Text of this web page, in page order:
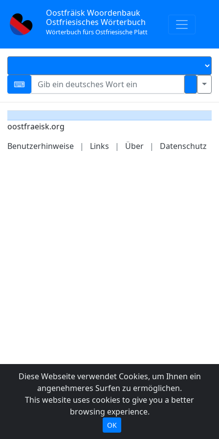
Oostfräisk Woordenbauk
Ostfriesisches Wörterbuch
Wörterbuch fürs Ostfriesische Platt
oostfraeisk.org
Benutzerhinweise
| Links | Über | Datenschutz
Diese Webseite verwendet Cookies, um Ihnen ein
angenehmeres Surfen zu ermöglichen.
This website uses cookies to give you a better
browsing experience.
OK